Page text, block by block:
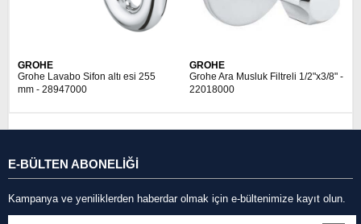
GROHE
Grohe Lavabo Sifon altı esi 255
mm - 28947000
GROHE
Grohe Ara Musluk Filtreli 1/2"x3/8" -
22018000
E-BÜLTEN ABONELİĞİ
Kampanya ve yeniliklerden haberdar olmak için e-bültenimize kayıt olun.